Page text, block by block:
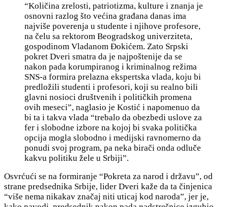
“Količina zrelosti, patriotizma, kulture i znanja je
osnovni razlog što većina građana danas ima
najviše poverenja u studente i njihove profesore,
na čelu sa rektorom Beogradskog univerziteta,
gospodinom Vladanom Đokićem. Zato Srpski
pokret Dveri smatra da je najpoštenije da se
nakon pada korumpiranog i kriminalnog režima
SNS-a formira prelazna ekspertska vlada, koju bi
predložili studenti i profesori, koji su realno bili
glavni nosioci društvenih i političkih promena
ovih meseci”, naglasio je Kostić i napomenuo da
bi ta i takva vlada “trebalo da obezbedi uslove za
fer i slobodne izbore na kojoj bi svaka politička
opcija mogla slobodno i medijski ravnomerno da
ponudi svoj program, pa neka birači onda odluče
kakvu politiku žele u Srbiji”.
Osvrćući se na formiranje “Pokreta za narod i državu”, od
strane predsednika Srbije, lider Dveri kaže da ta činjenica
“više nema nikakav značaj niti uticaj kod naroda”, jer je,